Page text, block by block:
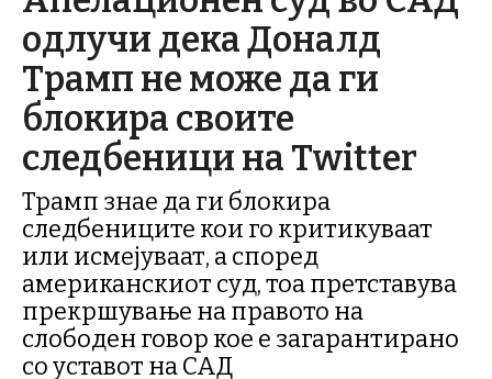
одлучи дека Доналд
Трамп не може да ги
блокира своите
следбеници на Twitter
Трамп знае да ги блокира
следбениците кои го критикуваат
или исмејуваат, а според
американскиот суд, тоа претставува
прекршување на правото на
слободен говор кое е загарантирано
со уставот на САД